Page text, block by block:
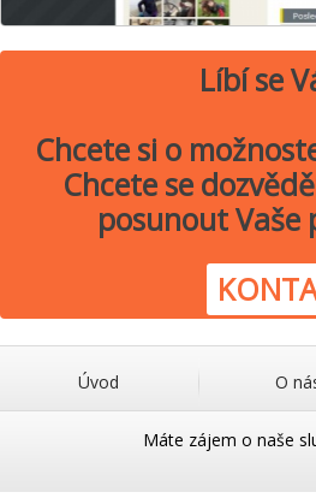
Líbí se
Chcete si o
Chcete se
posunout Vaše
Úvod O
Máte zájem o naše